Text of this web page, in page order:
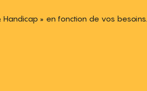
» en fonction de vos besoins.